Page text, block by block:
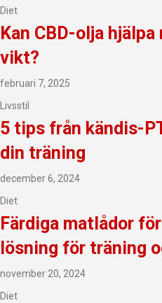
Diet
Kan CBD-olja
vikt?
februari 7, 2025
Livsstil
5 tips från kändis-
din träning
december 6, 2024
Diet
Färdiga matlådor
lösning för träning
november 20, 2024
Diet